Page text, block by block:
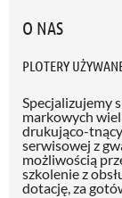
O NAS
PLOTERY
Specjalizujemy
markowych
drukująco-
serwisowej z
możliwością
szkolenie z
dotację, za